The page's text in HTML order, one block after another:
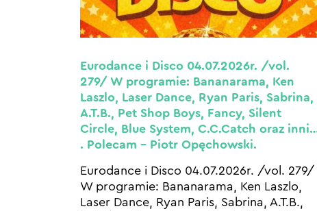
Eurodance i Disco 04.07.2026r. /vol.
279/ W programie: Bananarama, Ken
Laszlo, Laser Dance, Ryan Paris, Sabrina,
A.T.B., Pet Shop Boys, Fancy, Silent
Circle, Blue System, C.C.Catch oraz
. Polecam – Piotr Opęchowski.
Eurodance i Disco 04.07.2026r. /vol. 279/
W programie: Bananarama, Ken Laszlo,
Laser Dance, Ryan Paris, Sabrina, A.T.B.,